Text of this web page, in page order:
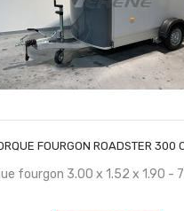
FOURGON ROADSTER 300
fourgon 3.00 x 1.52 x 1.90 -